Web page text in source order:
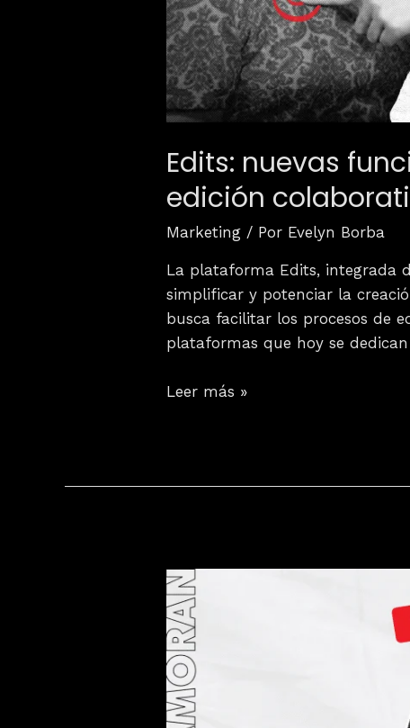
Edits: nuevas
edición
Marketing / Por Evelyn Borba
La plataforma Edits, integrada
simplificar y potenciar la
busca facilitar los procesos de
plataformas que hoy se
Leer más »